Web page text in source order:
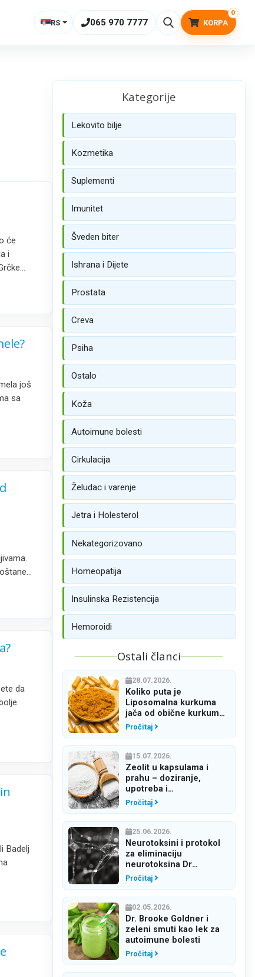
RS 065 970 7777
0
KORPA
će
i
još
sa
da
Badelj
Kategorije
Lekovito bilje
Kozmetika
Suplementi
Imunitet
Šveden biter
Ishrana i Dijete
Prostata
Creva
Psiha
Ostalo
Koža
Autoimune bolesti
Cirkulacija
Želudac i varenje
Jetra i Holesterol
Nekategorizovano
Homeopatija
Insulinska Rezistencija
Hemoroidi
Ostali članci
28.07.2026.
Koliko puta je
Liposomalna kurkuma
jača od obične kurkume
u prahu
Pročitaj
15.07.2026.
Zeolit u kapsulama i
prahu – doziranje,
upotreba i
kontraindikacije
Pročitaj
25.06.2026.
Neurotoksini i protokol
za eliminaciju
neurotoksina Dr
Klinghardt
Pročitaj
02.05.2026.
Dr. Brooke Goldner i
zeleni smuti kao lek za
autoimune bolesti
Pročitaj